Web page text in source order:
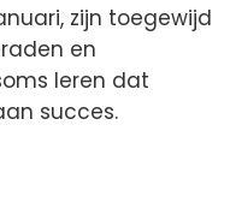
zijn toegewijd
en
leren dat
succes.